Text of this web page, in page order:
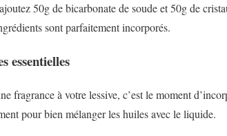
50g de bicarbonate de soude et 50g de
sont parfaitement incorporés.
essentielles
fragrance à votre lessive, c’est le moment
pour bien mélanger les huiles avec le liquide.